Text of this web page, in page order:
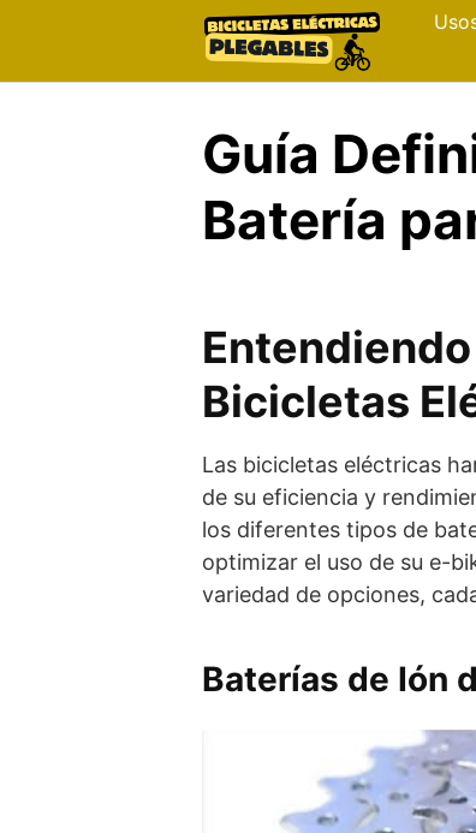
Guía
Batería
Bicicletas
Las bicicletas eléctricas
de su eficiencia y
los diferentes tipos de
optimizar el uso de su e-
variedad de opciones,
Baterías de Ión